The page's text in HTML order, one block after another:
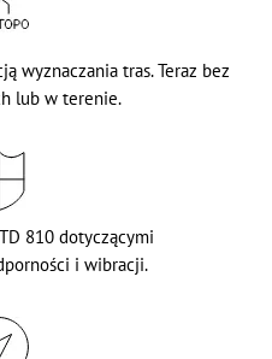
wyznaczania tras. Teraz bez
lub w terenie.
810 dotyczącymi
i wibracji.